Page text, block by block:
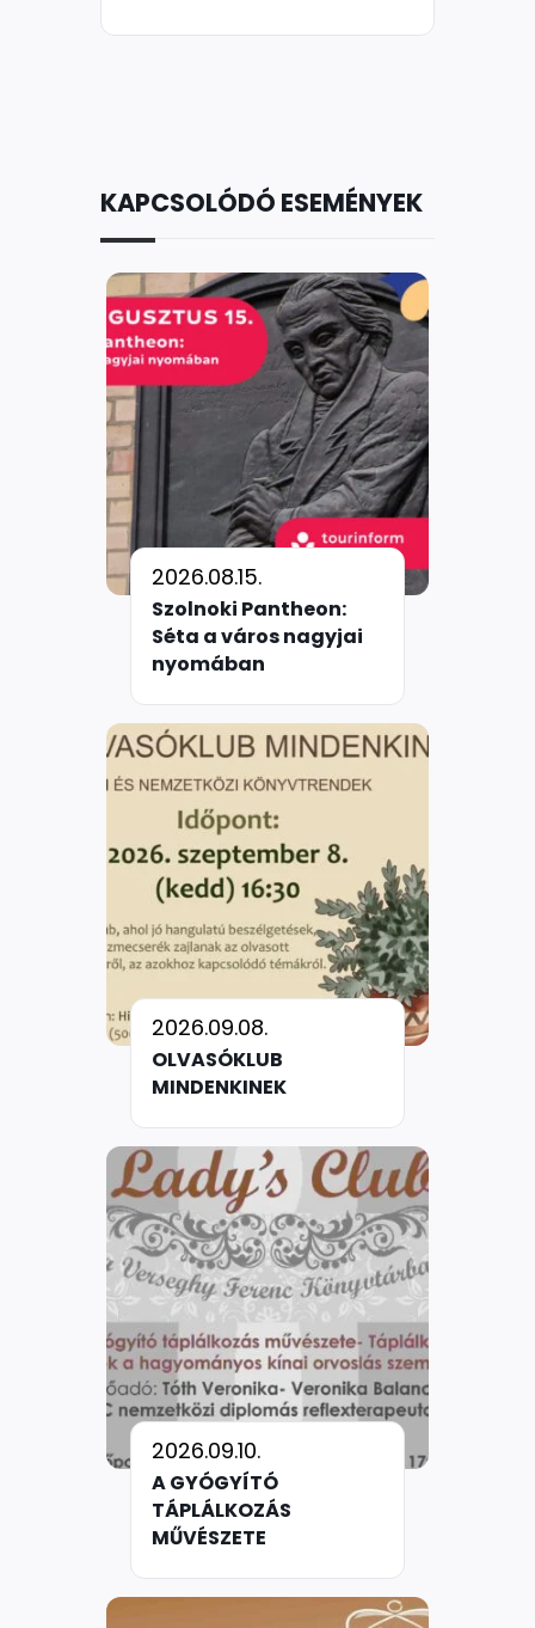
KAPCSOLÓDÓ ESEMÉNYEK
2026.08.15.
Szolnoki Pantheon:
Séta a város nagyjai
nyomában
2026.09.08.
OLVASÓKLUB
MINDENKINEK
2026.09.10.
A GYÓGYÍTÓ
TÁPLÁLKOZÁS
MŰVÉSZETE